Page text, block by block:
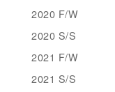
2020 F/W
2020 S/S
2021 F/W
2021 S/S